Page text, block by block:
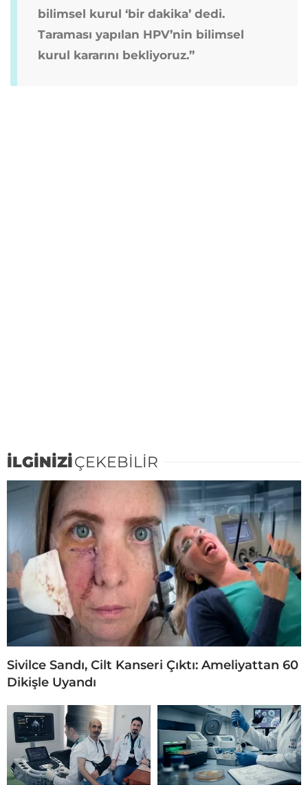
bilimsel kurul ‘bir dakika’ dedi.
Taraması yapılan HPV’nin bilimsel
kurul kararını bekliyoruz.”
İLGİNİZİÇEKEBİLİR
Sivilce Sandı, Cilt Kanseri Çıktı: Ameliyattan 60
Dikişle Uyandı